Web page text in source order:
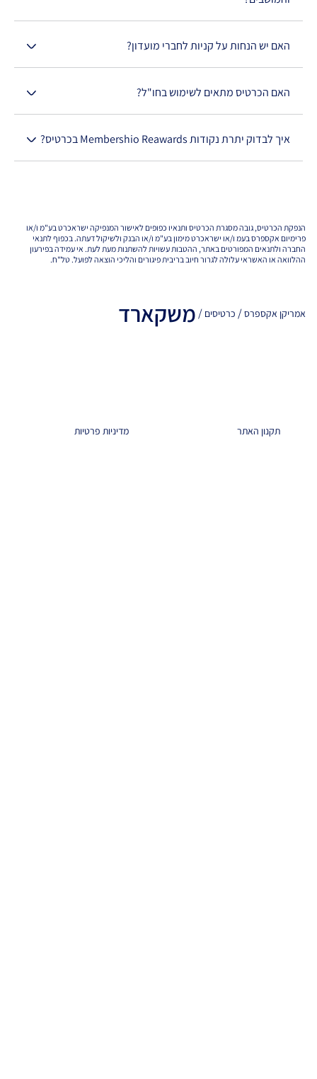
האם יש הנחות על קניות לחברי מועדון?
האם הכרטיס מתאים לשימוש בחו"ל?
איך לבדוק יתרת נקודות Membershio Reawards בכרטיס?
הנפקת הכרטיס, גובה מסגרת הכרטיס ותנאיו כפופים לאישור המנפיקה ישראכרט בע"מ ו/או
פרימיום אקספרס בעמ ו/או ישראכרט מימון בע"מ ו/או הבנק ולשיקול דעתה. בכפוף לתנאי
החברה ולתנאים המפורטים באתר, ההטבות עשויות להשתנות מעת לעת. אי עמידה בפירעון
ההלוואה או האשראי עלולה לגרור חיוב בריבית פיגורים והליכי הוצאה לפועל. טל"ח.
אמריקן אקספרס/ כרטיסים / משקארד
תקנון האתר מדיניות פרטיות